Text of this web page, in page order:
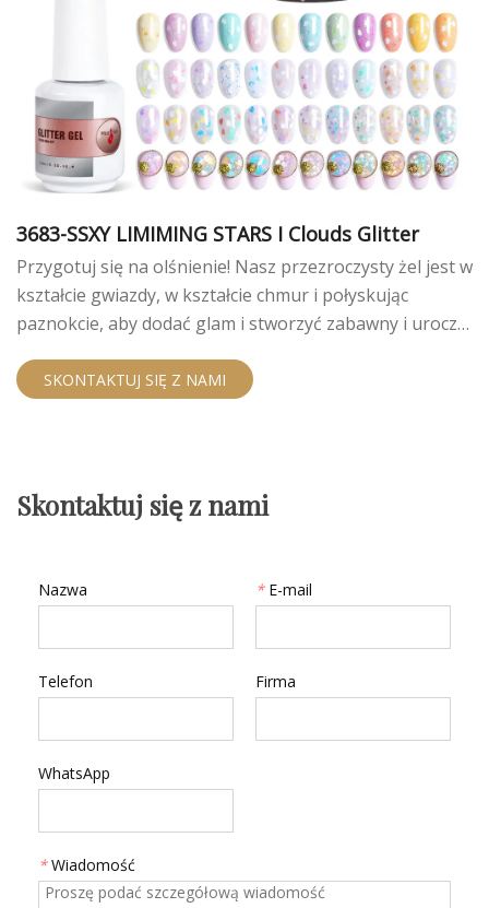
3683-SSXY LIMIMING STARS I Clouds Glitter
Przygotuj się na olśnienie! Nasz przezroczysty żel jest w
kształcie gwiazdy, w kształcie chmur i połyskując
paznokcie, aby dodać glam i stworzyć zabawny i uroczy
SKONTAKTUJ SIĘ Z NAMI
Skontaktuj się z nami
Nazwa * E-mail
Telefon Firma
WhatsApp
* Wiadomość